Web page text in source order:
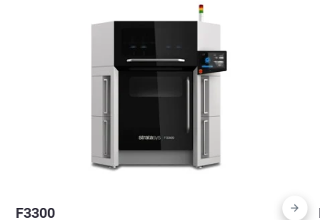
F3300